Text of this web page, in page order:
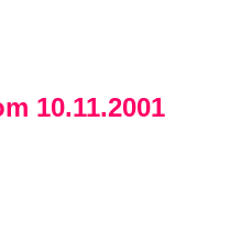
10.11.2001